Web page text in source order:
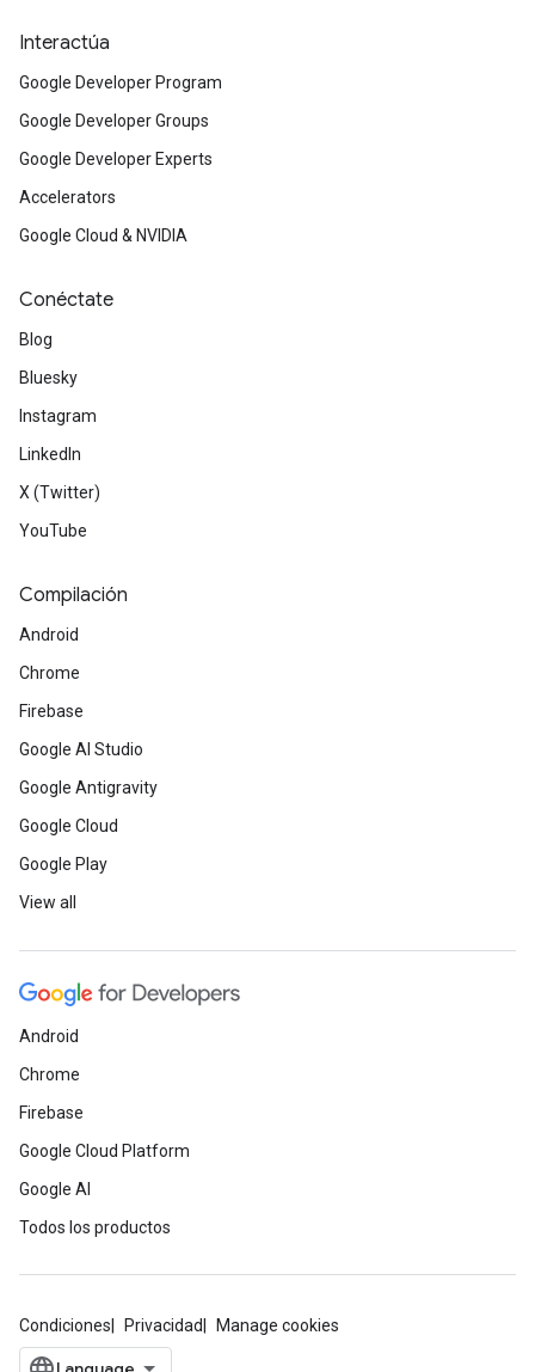
Interactúa
Google Developer Program
Google Developer Groups
Google Developer Experts
Accelerators
Google Cloud & NVIDIA
Conéctate
Blog
Bluesky
Instagram
LinkedIn
X (Twitter)
YouTube
Compilación
Android
Chrome
Firebase
Google AI Studio
Google Antigravity
Google Cloud
Google Play
View all
Android
Chrome
Firebase
Google Cloud Platform
Google AI
Todos los productos
Condiciones Privacidad Manage cookies